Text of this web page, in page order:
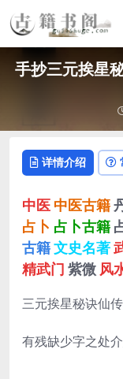
手抄三元挨星
详情介绍
中医 中医古籍
占卜 占卜古籍
古籍文史名著
精武门 紫微 风
三元挨星秘诀仙
有残缺少字之处